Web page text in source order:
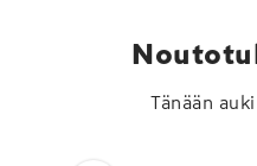
Tänään